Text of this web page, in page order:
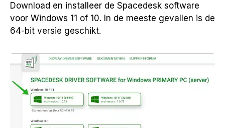
Download en installeer de Spacedesk software
voor Windows 11 of 10. In de meeste gevallen is de
64-bit versie geschikt.